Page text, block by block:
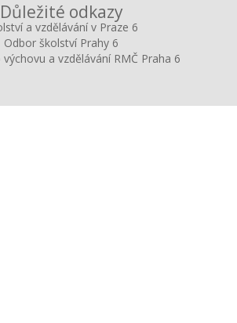
Důležité odkazy
a vzdělávání v Praze 6
Odbor školství Prahy 6
a vzdělávání RMČ Praha 6